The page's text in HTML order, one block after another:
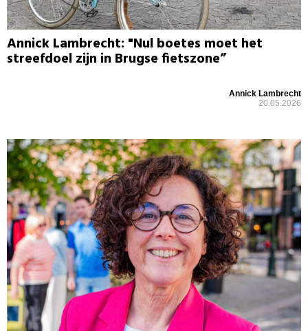
Annick Lambrecht: "Nul boetes moet het
streefdoel zijn in Brugse fietszone”
Annick Lambrecht
20.05.2026